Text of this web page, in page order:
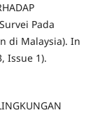
Pada
di Malaysia). In
Issue 1).